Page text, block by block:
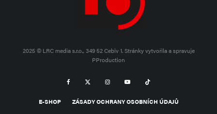
2025 © LRC media s.r.o., 349 52 Cebiv 1.Stránky vytvořila a spravuje
PProduction
E-SHOP ZÁSADY OCHRANY OSOBNÍCH ÚDAJŮ